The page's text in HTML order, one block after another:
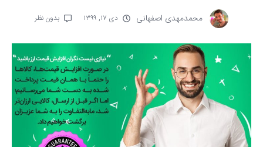
محمدمهدی اصفهانی دی ۱۷, ۱۳۹۹ بدون نظر